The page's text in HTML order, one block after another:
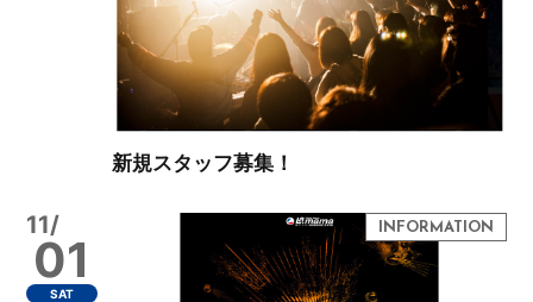
新規スタッフ募集！
11/
01
SAT